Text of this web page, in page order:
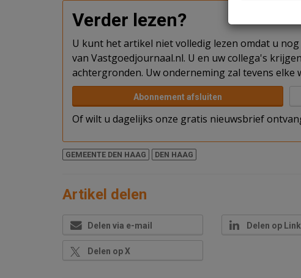
Verder lezen?
U kunt het artikel niet volledig lezen omdat u
van Vastgoedjournaal.nl. U en uw collega's
achtergronden. Uw onderneming zal tevens
Abonnement afsluiten
Of wilt u dagelijks onze gratis nieuwsbrief
GEMEENTE DEN HAAG DEN HAAG
Artikel delen
Delen via e-mail Delen op
Delen op X